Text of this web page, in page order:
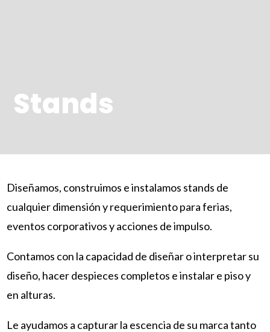
Stands
Diseñamos, construimos e instalamos stands de
cualquier dimensión y requerimiento para ferias,
eventos corporativos y acciones de impulso.
Contamos con la capacidad de diseñar o interpretar su
diseño, hacer despieces completos e instalar e piso y
en alturas.
Le ayudamos a capturar la escencia de su marca tanto